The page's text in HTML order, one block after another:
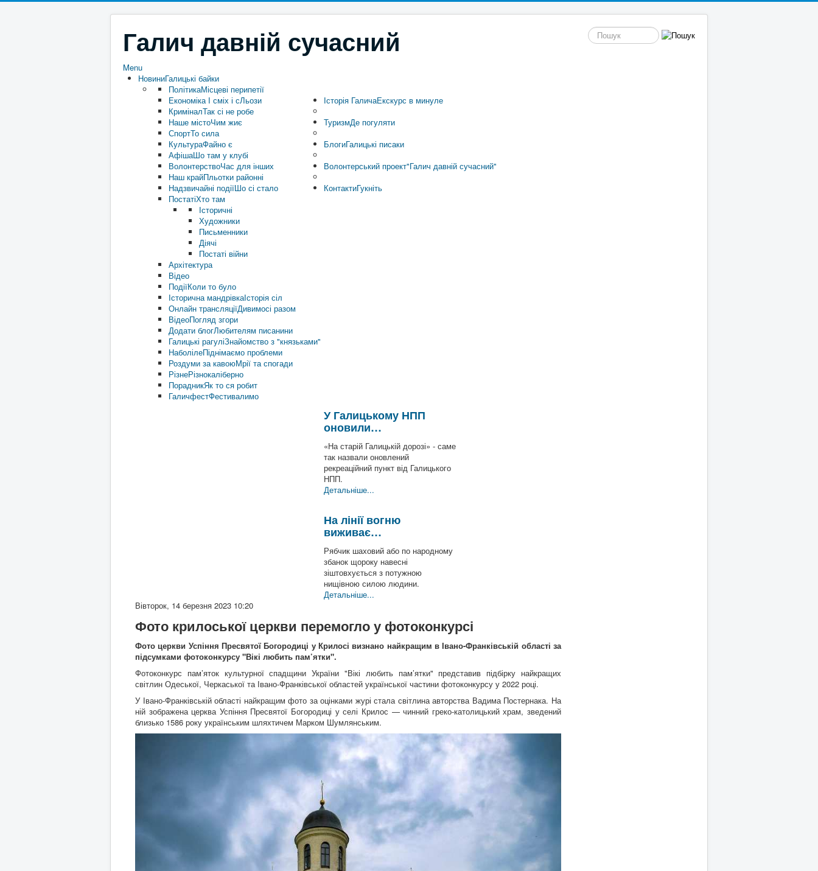
Галич давній сучасний пошук
Menu
НовиниГалицькі байки
ПолітикаМісцеві перипетії
ЕкономікаІ сміх і сЛьози
КриміналТак сі не робе
Наше містоЧим жиє
СпортТо сила
КультураФайно є
АфішаШо там у клубі
ВолонтерствоЧас для інших
Наш крайПльотки районні
Надзвичайні подіїШо сі стало
Історія ГаличаЕкскурс в минуле
ПостатіХто там
Історичні
Художники
Письменники
Діячі
Постаті війни
Архітектура
Відео
ПодіїКоли то було
Історична мандрівкаІсторія сіл
ТуризмДе погуляти
Онлайн трансляціїДивимосі разом
ВідеоПогляд згори
БлогиГалицькі писаки
Додати блогЛюбителям писанини
Галицькі рагуліЗнайомство з "князьками"
НаболілеПіднімаємо проблеми
Роздуми за кавоюМрії та спогади
РізнеРізнокаліберно
ПорадникЯк то ся робит
Волонтерський проект"Галич давній сучасний"
ГаличфестФестивалимо
КонтактиГукніть
У Галицькому НПП
оновили…
«На старій Галицькій дорозі» - саме
так назвали оновлений
рекреаційний пункт від Галицького
НПП.
Детальніше...
На лінії вогню
виживає…
Рябчик шаховий або по народному
збанок щороку навесні
зіштовхується з потужною
нищівною силою людини.
Детальніше...
Вівторок, 14 березня 2023 10:20
Фото крилоської церкви перемогло у фотоконкурсі
Фото церкви Успіння Пресвятої Богородиці у Крилосі визнано найкращим в Івано-Франківській області за
підсумками фотоконкурсу "Вікі любить пам’ятки".
Фотоконкурс пам’яток культурної спадщини України "Вікі любить пам’ятки" представив підбірку найкращих
світлин Одеської, Черкаської та Івано-Франківської областей української частини фотоконкурсу у 2022 році.
У Івано-Франківській області найкращим фото за оцінками журі стала світлина авторства Вадима Постернака. На
ній зображена церква Успіння Пресвятої Богородиці у селі Крилос — чинний греко-католицький храм, зведений
близько 1586 року українським шляхтичем Марком Шумлянським.